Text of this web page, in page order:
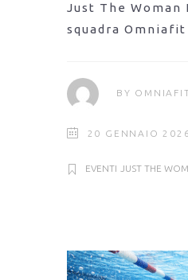
Just The Woman
squadra Omniafit
BY
20 GENNAIO 2026
EVENTI JUST THE